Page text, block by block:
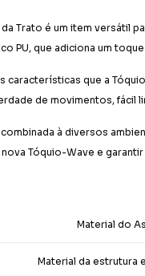
Trato é um item versátil
PU, que adiciona um
características que a
de movimentos, fácil
à diversos
nova Tóquio-Wave e
Material do
Material da estrutura